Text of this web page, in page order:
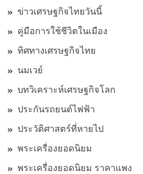
ข่าวเศรษฐกิจไทยวันนี้
คู่มือการใช้ชีวิตในเมือง
ทิศทางเศรษฐกิจไทย
นมเวย์
บทวิเคราะห์เศรษฐกิจโลก
ประกันรถยนต์ไฟฟ้า
ประวัติศาสตร์ที่หายไป
พระเครื่องยอดนิยม
พระเครื่องยอดนิยม ราคาแพง